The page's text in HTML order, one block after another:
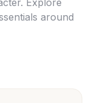
Explore
around